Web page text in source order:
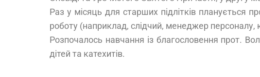
Раз у місяць для старших підлітків планується
роботу (наприклад, слідчий, менеджер персоналу,
Розпочалось навчання із благословення прот.
дітей та катехитів.